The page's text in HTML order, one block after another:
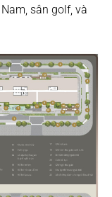
sân golf, và